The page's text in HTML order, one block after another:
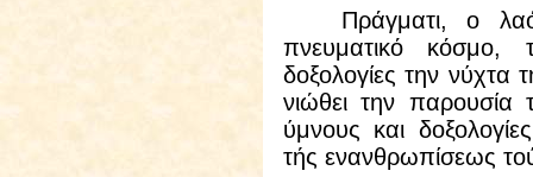
Πράγματι, ο
πνευματικό κόσμο,
δοξολογίες την
νιώθει την παρουσία
ύμνους και
τής ενανθρωπίσεως